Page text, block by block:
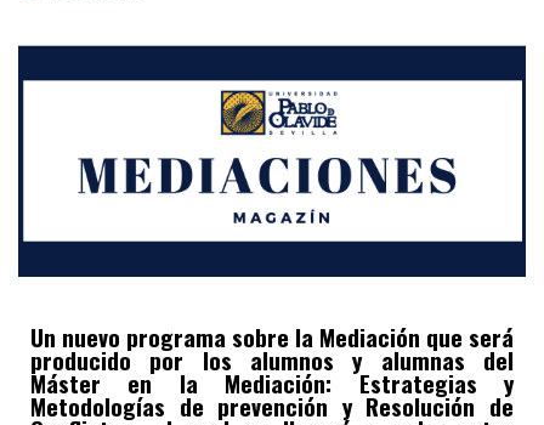
Un nuevo programa sobre la Mediación que será
producido por los alumnos y alumnas del
Máster en la Mediación: Estrategias y
Metodologías de prevención y Resolución de